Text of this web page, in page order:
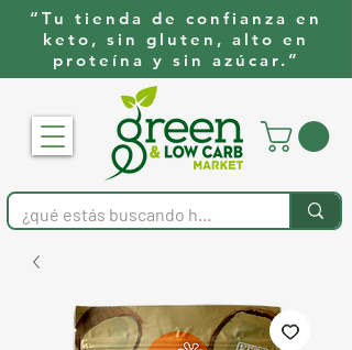
“Tu tienda de confianza en
keto, sin gluten, alto en
proteína y sin azúcar.”